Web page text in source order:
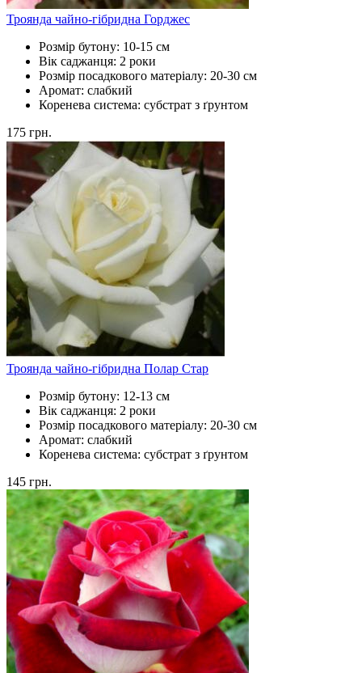
Троянда чайно-гібридна Горджес
Розмір бутону: 10-15 см
Вік саджанця: 2 роки
Розмір посадкового матеріалу: 20-30 см
Аромат: слабкий
Коренева система: субстрат з ґрунтом
175 грн.
Троянда чайно-гібридна Полар Стар
Розмір бутону: 12-13 см
Вік саджанця: 2 роки
Розмір посадкового матеріалу: 20-30 см
Аромат: слабкий
Коренева система: субстрат з ґрунтом
145 грн.